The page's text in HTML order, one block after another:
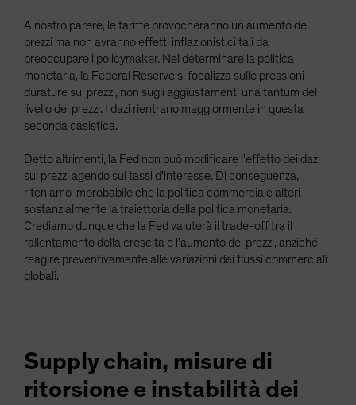
A nostro parere, le tariffe provocheranno un aumento dei
prezzi ma non avranno effetti inflazionistici tali da
preoccupare i policymaker. Nel determinare la politica
monetaria, la Federal Reserve si focalizza sulle pressioni
durature sui prezzi, non sugli aggiustamenti una tantum del
livello dei prezzi. I dazi rientrano maggiormente in questa
seconda casistica.
Detto altrimenti, la Fed non può modificare l'effetto dei dazi
sui prezzi agendo sui tassi d'interesse. Di conseguenza,
riteniamo improbabile che la politica commerciale alteri
sostanzialmente la traiettoria della politica monetaria.
Crediamo dunque che la Fed valuterà il trade-off tra il
rallentamento della crescita e l'aumento dei prezzi, anziché
reagire preventivamente alle variazioni dei flussi commerciali
globali.
Supply chain, misure di
ritorsione e instabilità dei